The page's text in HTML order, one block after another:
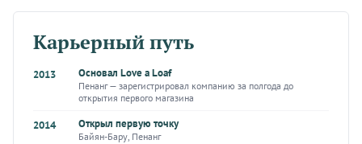
Карьерный путь
2013 Основал Love a Loaf
Пенанг — зарегистрировал компанию за полгода до
открытия первого магазина
2014 Открыл первую точку
Байян-Бару, Пенанг